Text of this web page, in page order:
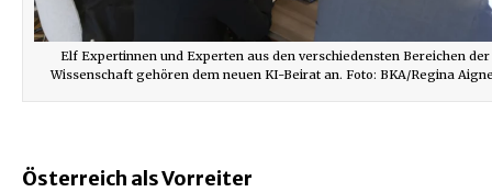
Elf Expertinnen und Experten aus den verschiedensten Bereichen der
Wissenschaft gehören dem neuen KI-Beirat an. Foto: BKA/Regina
Österreich als Vorreiter